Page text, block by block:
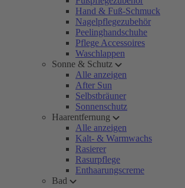
Hand & Fuß-Schmuck
Nagelpflegezubehör
Peelinghandschuhe
Pflege Accessoires
Waschlappen
Sonne & Schutz
Alle anzeigen
After Sun
Selbstbräuner
Sonnenschutz
Haarentfernung
Alle anzeigen
Kalt- & Warmwachs
Rasierer
Rasurpflege
Enthaarungscreme
Bad